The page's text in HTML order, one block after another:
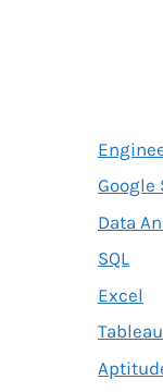
Google
Data
SQL
Excel
Tableau